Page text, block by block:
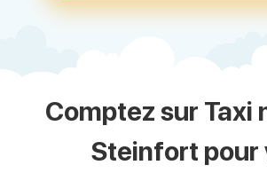
Comptez sur Taxi
Steinfort pour